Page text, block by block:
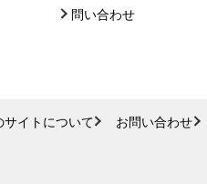
問い合わせ
サイトについて お問い合わせ